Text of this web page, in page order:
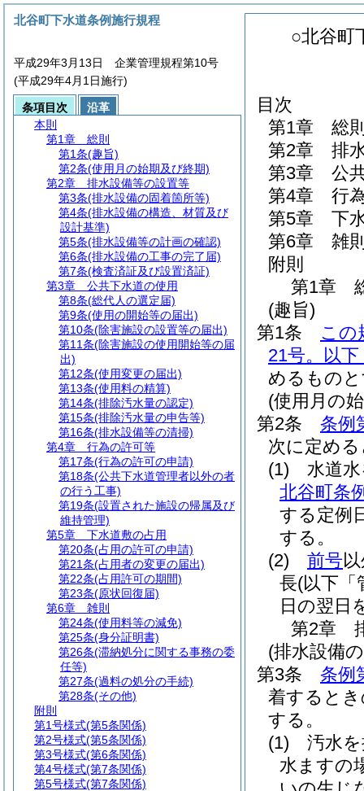
○北谷町
目次
第1章
総
第2章
排
第3章
公
第4章
行
第5章
下
第6章
雑
附則
第1章
(趣旨)
第1条
この
21号。以
めるもの
(使用月の
第2条
条例
次に定め
(1)
水道
北谷町条
する定例
する。
(2)
前号
長(以下「
日の翌日
第2章
(排水設備
第3条
条例
着すると
する。
(1)
汚水
水ますの
北谷町下水道条例施行規程
平成29年3月13日 企業管理規程第10号
(平成29年4月1日施行)
条項目次
沿革
本則
第1章
総則
第1条(趣旨)
第2条(使用月の始期及び終期)
第2章
排水設備等の設置等
第3条(排水設備の固着箇所等)
第4条(排水設備の構造、材質及び
設計基準)
第5条(排水設備等の計画の確認)
第6条(排水設備の工事の完了届)
第7条(検査済証及び設置済証)
第3章
公共下水道の使用
第8条(総代人の選定届)
第9条(使用の開始等の届出)
第10条(除害施設の設置等の届出)
第11条(除害施設の使用開始等の届
出)
第12条(使用変更の届出)
第13条(使用料の精算)
第14条(排除汚水量の認定)
第15条(排除汚水量の申告等)
第16条(排水設備等の清掃)
第4章
行為の許可等
第17条(行為の許可の申請)
第18条(公共下水道管理者以外の者
の行う工事)
第19条(設置された施設の帰属及び
維持管理)
第5章
下水道敷の占用
第20条(占用の許可の申請)
第21条(占用者の変更の届出)
第22条(占用許可の期間)
第23条(原状回復届)
第6章
雑則
第24条(使用料等の減免)
第25条(身分証明書)
第26条(滞納処分に関する事務の委
任等)
第27条(過料の処分の手続)
第28条(その他)
附則
第1号様式(第5条関係)
第2号様式(第5条関係)
第3号様式(第6条関係)
第4号様式(第7条関係)
第5号様式(第7条関係)